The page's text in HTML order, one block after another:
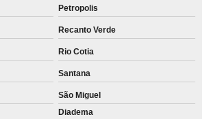
Petropolis
Recanto Verde
Rio Cotia
Santana
São Miguel
Diadema